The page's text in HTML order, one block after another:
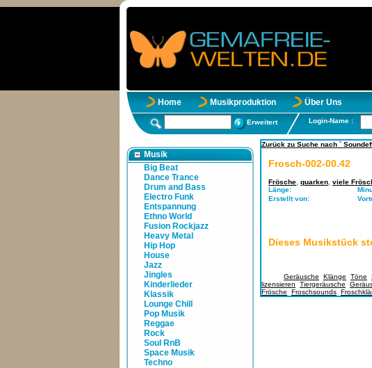
Home Musikproduktion Über Uns
Erweitert Login-Name :
Musik
Big Beat
Dance Trance
Drum and Bass
Electro Funk
Entspannung
Ethno World
Fusion Rockjazz
Heavy Metal
Hip Hop
House
Jazz
Jingles
Kinderlieder
Klassik
Lounge Chill
Pop Musik
Reggae
Rock
Soul RnB
Space Musik
Techno
Zurück zu Suche nach `
Frosch-002-00.42
Frösche quarken viele
Länge:
Erstellt von:
Dieses Musikstück
Geräusche Klänge Töne
lizensieren
Tiergeräusche
Frösche
Froschsounds